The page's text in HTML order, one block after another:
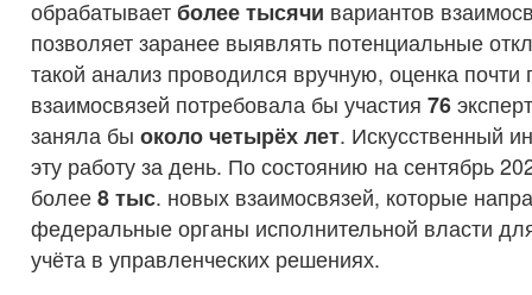
обрабатывает более тысячи вариантов
позволяет заранее выявлять потенциальные
такой анализ проводился вручную, оценка
взаимосвязей потребовала бы участия 76
заняла бы около четырёх лет. Искусственный
эту работу за день. По состоянию на сентябрь
более 8 тыс. новых взаимосвязей, которые
федеральные органы исполнительной власти
учёта в управленческих решениях.